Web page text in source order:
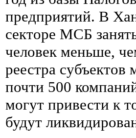
предприятий. В
секторе МСБ
человек меньше,
реестра субъектов
почти 500
могут привести к
будут